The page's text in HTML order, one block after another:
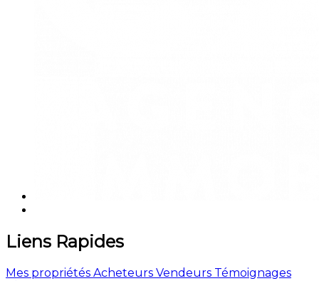
Liens Rapides
Mes propriétés Acheteurs Vendeurs Témoignages